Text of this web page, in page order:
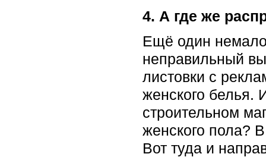
4. А где же
Ещё один
неправильный
листовки с
женского белья.
строительном
женского пола?
Вот туда и